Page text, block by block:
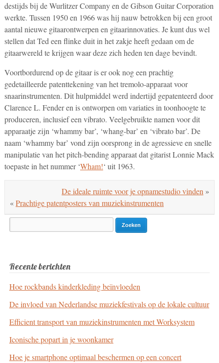
destijds bij de Wurlitzer Company en de Gibson Guitar Corporation
werkte. Tussen 1950 en 1966 was hij nauw betrokken bij een groot
aantal nieuwe gitaarontwerpen en gitaarinnovaties. Je kunt dus wel
stellen dat Ted een flinke duit in het zakje heeft gedaan om de
gitaarwereld te krijgen waar deze zich heden ten dage bevindt.
Voortbordurend op de gitaar is er ook nog een prachtig
gedetailleerde patenttekening van het tremolo-apparaat voor
snaarinstrumenten. Dit hulpmiddel werd indertijd gepatenteerd door
Clarence L. Fender en is ontworpen om variaties in toonhoogte te
produceren, inclusief een vibrato. Veelgebruikte namen voor dit
apparaatje zijn ‘whammy bar’, ‘whang-bar’ en ‘vibrato bar’. De
naam ‘whammy bar’ vond zijn oorsprong in de agressieve en snelle
manipulatie van het pitch-bending apparaat dat gitarist Lonnie Mack
toepaste in het nummer ‘Wham!‘ uit 1963.
De ideale ruimte voor je opnamestudio vinden »
«Prachtige patentposters van muziekinstrumenten
Search
for:
Recente berichten
Hoe rockbands kinderkleding beïnvloeden
De invloed van Nederlandse muziekfestivals op de lokale cultuur
Efficient transport van muziekinstrumenten met Worksystem
Iconische popart in je woonkamer
Hoe je smartphone optimaal beschermen op een concert